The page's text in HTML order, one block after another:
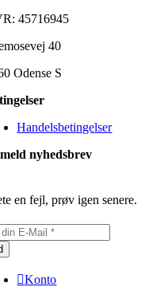
45716945
40
Odense S
Handelsbetingelser
nyhedsbrev
en fejl, prøv igen senere.
Konto